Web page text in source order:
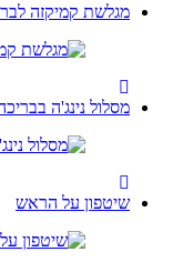
מגלשת קמיקזה לבריכה
מסלול נינג'ה בבריכה
שיטפון על הראש